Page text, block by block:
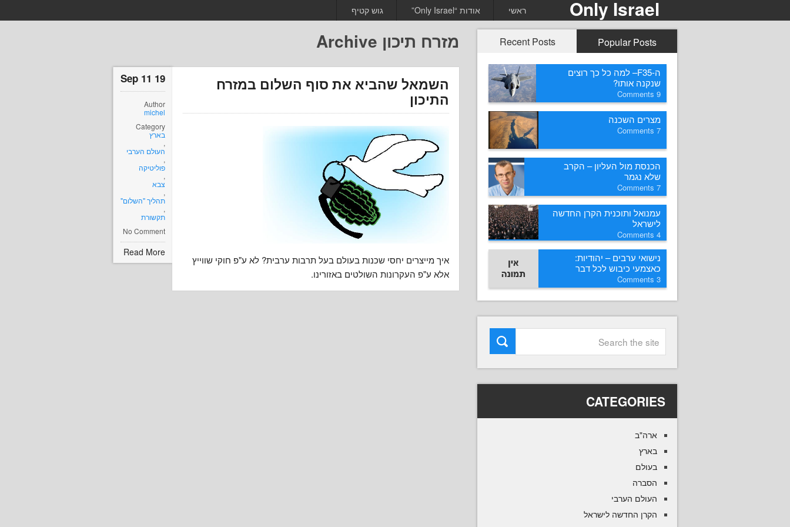
ראשי אודות “Only Israel” גוש קטיף Only Israel
מזרח תיכון Archive
השמאל שהביא את סוף השלום במזרח
התיכון
איך מייצרים יחסי שכנות בעולם בעל תרבות ערבית? לא ע"פ חוקי שווייץ
אלא ע"פ העקרונות השולטים באזורינו.
19 Sep 11
Author
michel
Category
בארץ
,
העולם הערבי
,
פוליטיקה
,
צבא
,
תהליך "השלום"
,
תקשורת
No Comment
Read More
Popular Posts
Recent Posts
ה-F35– למה כל כך רוצים
שנקנה אותו?
9
מצרים השכנה
7
הכנסת מול העליון – הקרב
שלא נגמר
7
עמנואל ותוכנית הקרן החדשה
לישראל
4
נישואי ערבים – יהודיות:
כאצמעי כיבוש לכל דבר
3
CATEGORIES
ארה"ב
בארץ
בעולם
הסברה
העולם הערבי
הקרן החדשה לישראל